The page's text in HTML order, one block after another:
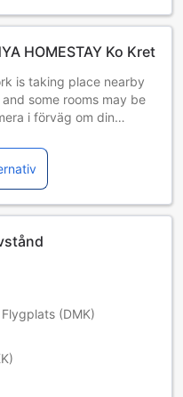
HOMESTAY Ko Kret
is taking place nearby
some rooms may be
din
direkt.
(DMK)